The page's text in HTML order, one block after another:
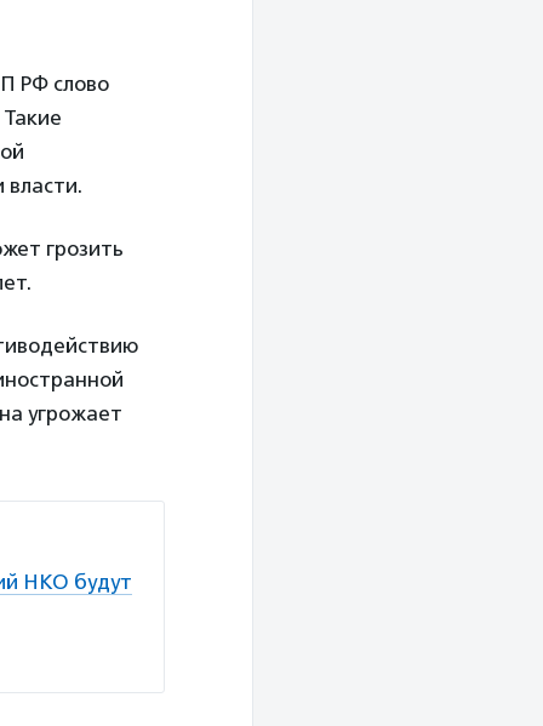
РФ слово
грозить
угрожает
НКО будут